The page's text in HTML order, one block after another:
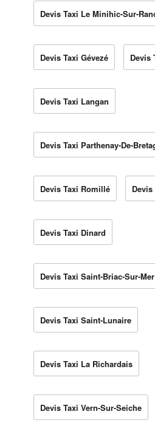
Devis Taxi Le Minihic-Sur-
Devis Taxi Gévezé Devis
Devis Taxi Langan
Devis Taxi Parthenay-De-
Devis Taxi Romillé
Devis Taxi Dinard
Devis Taxi Saint-Briac-Sur-Mer
Devis Taxi Saint-Lunaire
Devis Taxi La Richardais
Devis Taxi Vern-Sur-Seiche